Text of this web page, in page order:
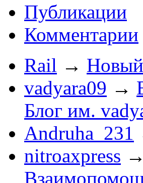
Публикации
Комментарии
Rail → Новый
vadyara09 →
Блог им.
Andruha_231
nitroaxpress →